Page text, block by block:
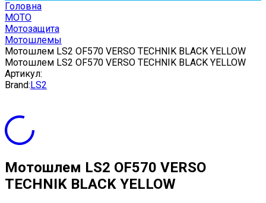
Головна
МОТО
Мотозащита
Мотошлемы
Мотошлем LS2 OF570 VERSO TECHNIK BLACK YELLOW
Мотошлем LS2 OF570 VERSO TECHNIK BLACK YELLOW
Артикул:
Brand:LS2
Мотошлем LS2 OF570 VERSO
TECHNIK BLACK YELLOW